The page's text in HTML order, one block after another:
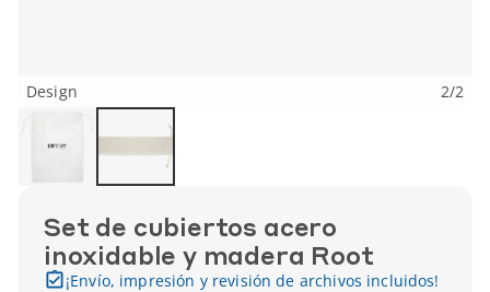
Design 2/2
Set de cubiertos acero
inoxidable y madera Root
¡Envío, impresión y revisión de archivos incluidos!